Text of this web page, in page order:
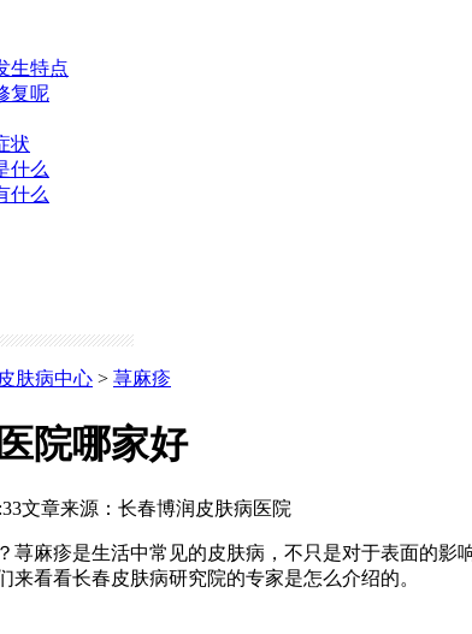
生特点
复呢
状
什么
什么
肤病中心 > 荨麻疹
院哪家好
文章来源： 长春博润皮肤病医院
荨麻疹是生活中常见的皮肤病，不只是对于表面的影
来看看长春皮肤病研究院的专家是怎么介绍的。